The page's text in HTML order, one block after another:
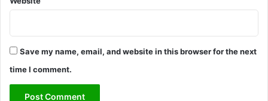
Save my name, email, and website in this browser for the next
time I comment.